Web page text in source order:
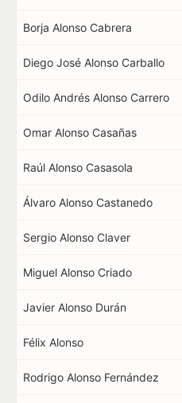
Borja Alonso Cabrera
Diego José Alonso Carballo
Odilo Andrés Alonso Carrero
Omar Alonso Casañas
Raúl Alonso Casasola
Álvaro Alonso Castanedo
Sergio Alonso Claver
Miguel Alonso Criado
Javier Alonso Durán
Félix Alonso
Rodrigo Alonso Fernández